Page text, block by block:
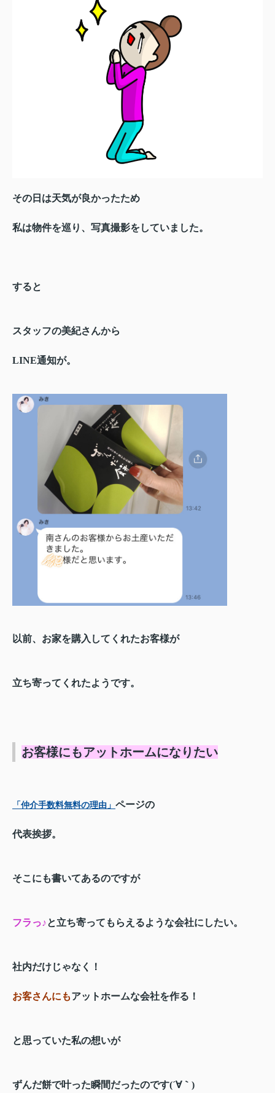
その日は天気が良かったため
私は物件を巡り、写真撮影をしていました。
すると
スタッフの美紀さんから
LINE通知が。
以前、お家を購入してくれたお客様が
立ち寄ってくれたようです。
お客様にもアットホームになりたい
「仲介手数料無料の理由」 ページの
代表挨拶。
そこにも書いてあるのですが
フラっ♪と立ち寄ってもらえるような会社にしたい。
社内だけじゃなく！
お客さんにもアットホームな会社を作る！
と思っていた私の想いが
ずんだ餅で叶った瞬間だったのです(´∀｀)